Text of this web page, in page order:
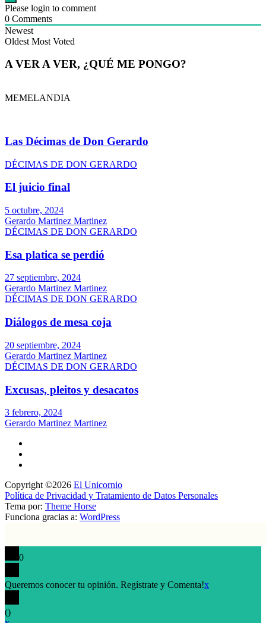
Please login to comment
0 Comments
Newest
Oldest Most Voted
A VER A VER, ¿QUÉ ME PONGO?
MEMELANDIA
Las Décimas de Don Gerardo
DÉCIMAS DE DON GERARDO
El juicio final
5 octubre, 2024
Gerardo Martinez Martinez
DÉCIMAS DE DON GERARDO
Esa platica se perdió
27 septiembre, 2024
Gerardo Martinez Martinez
DÉCIMAS DE DON GERARDO
Diálogos de mesa coja
20 septiembre, 2024
Gerardo Martinez Martinez
DÉCIMAS DE DON GERARDO
Excusas, pleitos y desacatos
3 febrero, 2024
Gerardo Martinez Martinez
Copyright ©2026 El Unicornio
Política de Privacidad y Tratamiento de Datos Personales
Tema por: Theme Horse
Funciona gracias a: WordPress
0
Queremos conocer tu opinión. Regístrate y Comenta!x
()